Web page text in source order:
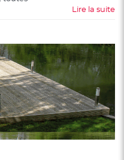
Lire la suite